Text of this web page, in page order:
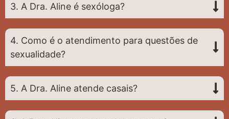
3. A Dra. Aline é sexóloga?
4. Como é o atendimento para questões de
sexualidade?
5. A Dra. Aline atende casais?